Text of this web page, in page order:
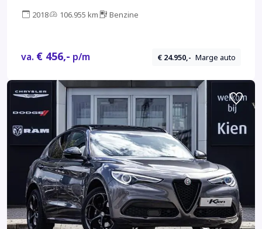
2018 106.955 km Benzine
va. € 456,- p/m € 24.950,- Marge auto